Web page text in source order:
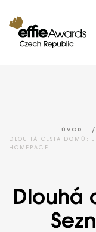
ÚVOD /
DLOUHÁ CESTA DOMŮ:
HOMEPAGE
Dlouhá